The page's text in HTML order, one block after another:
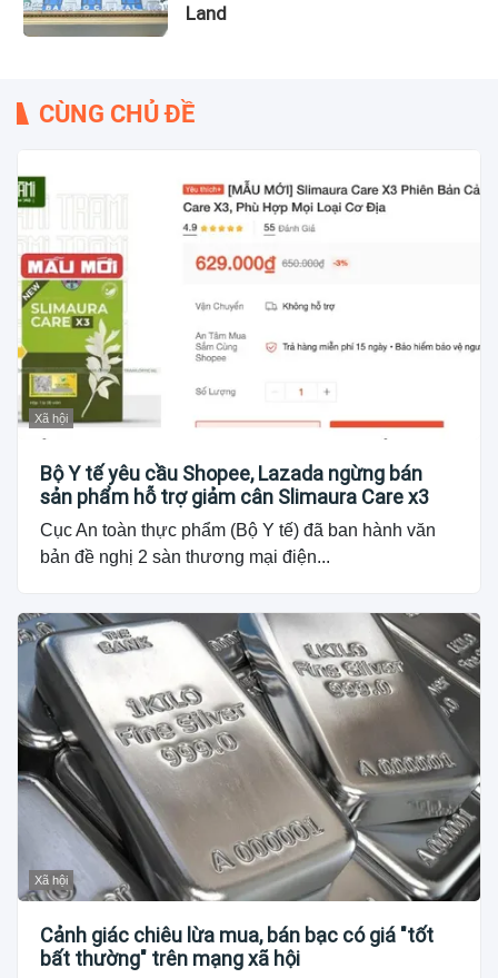
Land
CÙNG CHỦ ĐỀ
Xã hội
Bộ Y tế yêu cầu Shopee, Lazada ngừng bán
sản phẩm hỗ trợ giảm cân Slimaura Care x3
Cục An toàn thực phẩm (Bộ Y tế) đã ban hành văn
bản đề nghị 2 sàn thương mại điện...
Xã hội
Cảnh giác chiêu lừa mua, bán bạc có giá "tốt
bất thường" trên mạng xã hội